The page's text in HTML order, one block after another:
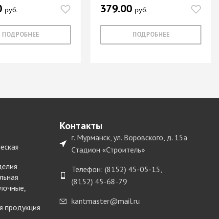
руб.
ПОДРОБНЕЕ
379.00руб.
ПОДРОБНЕЕ
продукция
Контакты
г. Мурманск, ул. Воровского, д. 15а
Стадион «Строитель»
Телефон: (8152) 45-05-15,
(8152) 45-68-79
kantmaster@mail.ru